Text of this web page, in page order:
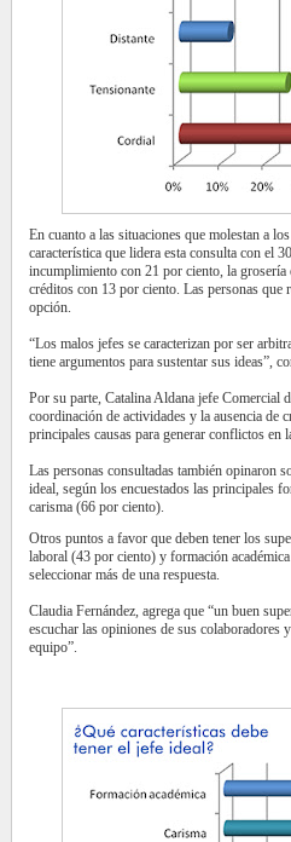
En cuanto a las situaciones que molestan a
característica que lidera esta consulta con el
incumplimiento con 21 por ciento, la
créditos con 13 por ciento. Las personas que
opción.
“Los malos jefes se caracterizan por ser
tiene argumentos para sustentar sus ideas”,
Por su parte, Catalina Aldana jefe Comercial
coordinación de actividades y la ausencia de
principales causas para generar conflictos en
Las personas consultadas también opinaron
ideal, según los encuestados las principales
carisma (66 por ciento).
Otros puntos a favor que deben tener los
laboral (43 por ciento) y formación
seleccionar más de una respuesta.
Claudia Fernández, agrega que “un buen
escuchar las opiniones de sus colaboradores
equipo”.